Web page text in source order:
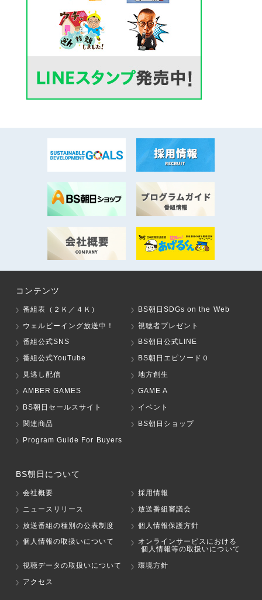
コンテンツ
番組表（２Ｋ／４Ｋ）
BS朝日SDGs on the Web
ウェルビーイング放送中！
視聴者プレゼント
番組公式SNS
BS朝日公式LINE
番組公式YouTube
BS朝日エピソード０
見逃し配信
地方創生
AMBER GAMES
GAME A
BS朝日セールスサイト
イベント
関連商品
BS朝日ショップ
Program Guide For Buyers
BS朝日について
会社概要
採用情報
ニュースリリース
放送番組審議会
放送番組の種別の公表制度
個人情報保護方針
個人情報の取扱いについて
オンラインサービスにおける
個人情報等の取扱いについて
視聴データの取扱いについて
環境方針
アクセス